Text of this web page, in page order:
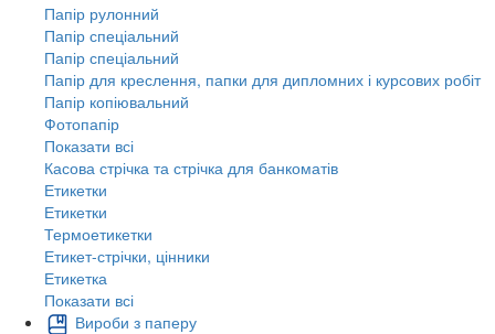
Папір рулонний
Папір спеціальний
Папір спеціальний
Папір для креслення, папки для дипломних і курсових робіт
Папір копіювальний
Фотопапір
Показати всі
Касова стрічка та стрічка для банкоматів
Етикетки
Етикетки
Термоетикетки
Етикет-стрічки, цінники
Етикетка
Показати всі
Вироби з паперу